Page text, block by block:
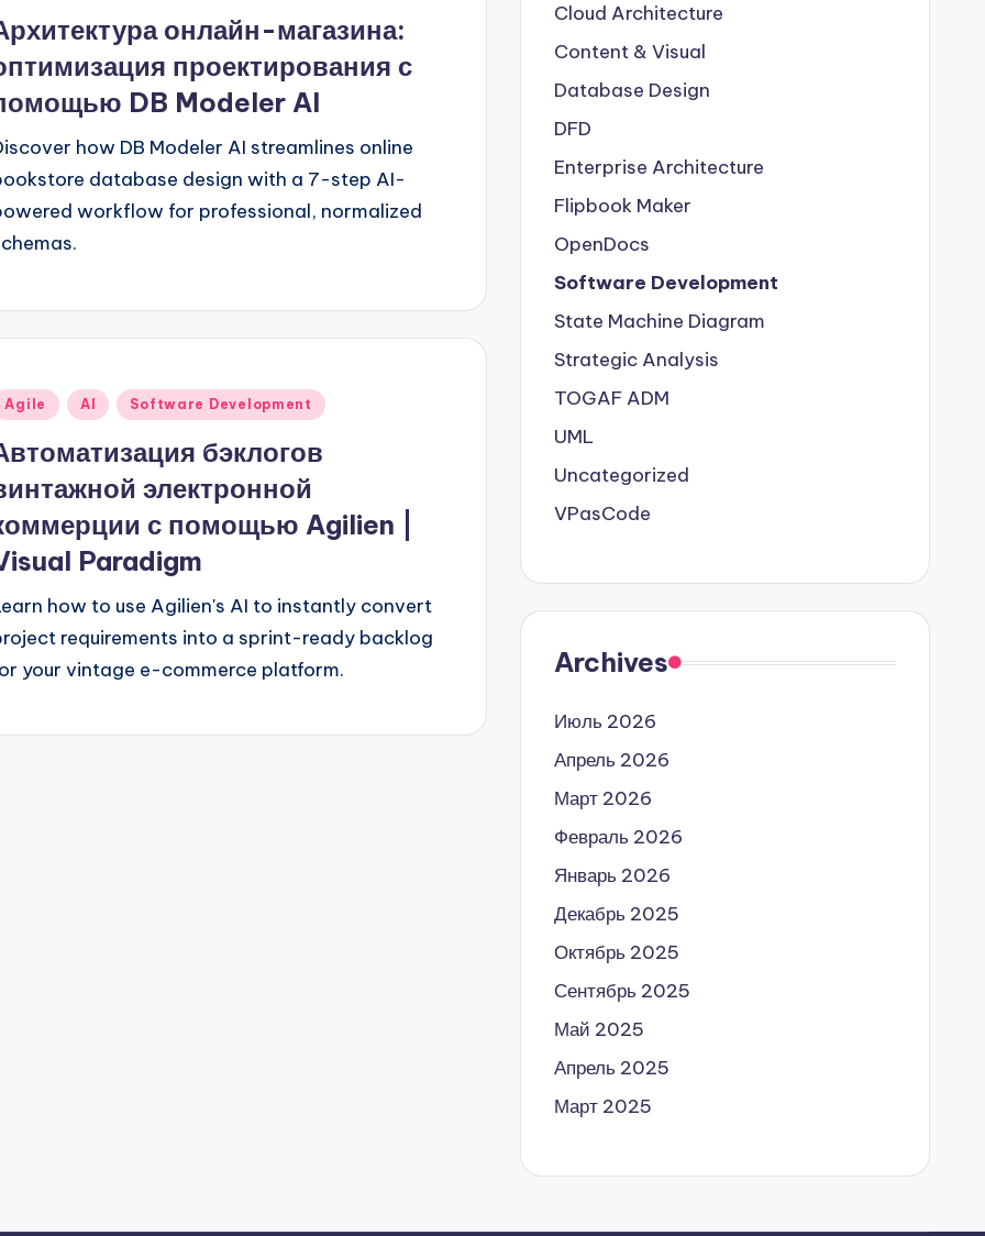
онлайн-магазина:
проектирования с
DB Modeler AI
how DB Modeler AI streamlines online
database design with a 7-step AI-
workflow for professional, normalized
Agile AI Software Development
бэклогов
электронной
с помощью Agilien |
Paradigm
how to use Agilien's AI to instantly convert
requirements into a sprint-ready backlog
your vintage e-commerce platform.
Cloud Architecture
Content & Visual
Database Design
DFD
Enterprise Architecture
Flipbook Maker
OpenDocs
Software Development
State Machine Diagram
Strategic Analysis
TOGAF ADM
UML
Uncategorized
VPasCode
Archives
Июль 2026
Апрель 2026
Март 2026
Февраль 2026
Январь 2026
Декабрь 2025
Октябрь 2025
Сентябрь 2025
Май 2025
Апрель 2025
Март 2025